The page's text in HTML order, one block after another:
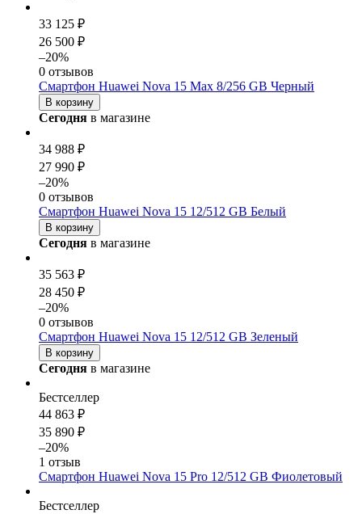
33 125 ₽
26 500 ₽
–20%
0 отзывов
Смартфон Huawei Nova 15 Max 8/256 GB Черный
В корзину
Сегодня в магазине
34 988 ₽
27 990 ₽
–20%
0 отзывов
Смартфон Huawei Nova 15 12/512 GB Белый
В корзину
Сегодня в магазине
35 563 ₽
28 450 ₽
–20%
0 отзывов
Смартфон Huawei Nova 15 12/512 GB Зеленый
В корзину
Сегодня в магазине
Бестселлер
44 863 ₽
35 890 ₽
–20%
1 отзыв
Смартфон Huawei Nova 15 Pro 12/512 GB Фиолетовый
Бестселлер